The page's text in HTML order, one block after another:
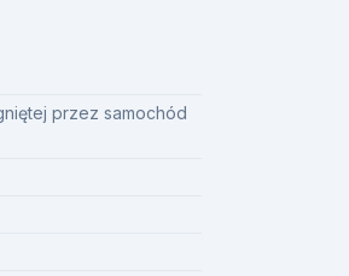
przez samochód